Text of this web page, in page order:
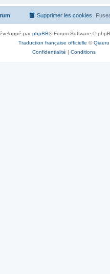
Supprimer les cookies
parphpBB® Forum Software ©
Traduction française officielle ©Qiaeru
Confidentialité | Conditions